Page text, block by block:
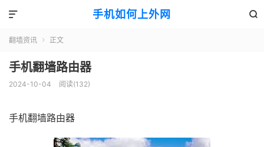
手机如何上外网 

翻墙资讯  正文
手机翻墙路由器
2024-10-04 阅读(132)
手机翻墙路由器